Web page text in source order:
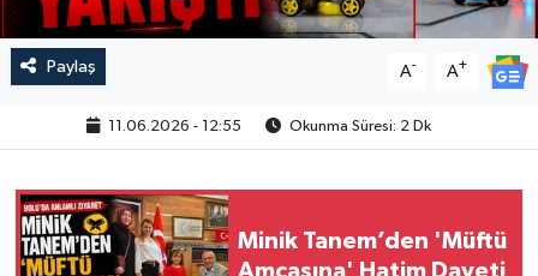
Paylaş A- A+
11.06.2026 - 12:55 Okunma Süresi: 2 Dk
Minik Tanem’den 'Müftü
Amcasına' Hatim Daveti